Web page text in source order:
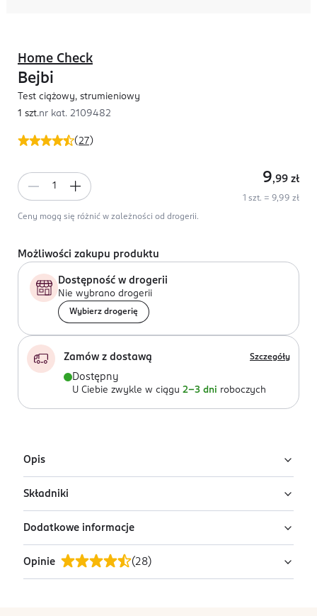
(27)
Home Check
Bejbi
Test ciążowy, strumieniowy
1 szt.nr kat. 2109482
9,99 zł
1 szt. = 9,99 zł
Ceny mogą się różnić w zależności od drogerii.
Możliwości zakupu produktu
Dostępność w drogerii
Nie wybrano drogerii
Wybierz drogerię
Zamów z dostawą Szczegóły
Dostępny
U Ciebie zwykle w ciągu 2-3 dni roboczych
Opis
Test ciążowy do samodzielnego stosowania.
Składniki
Zawartość opakowania: 1 foliowa kopertka zawierająca
1 test oraz zakraplacz, 1 instrukcja używania wyrobu.
Dodatkowe informacje
PRZYGOTOWANIE I STOSOWANIE
Można stosować o każdej porze dnia i nie wymaga
Opinie (28)